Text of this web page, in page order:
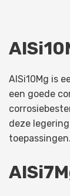
AlSi10Mg is
een goede
deze
toepassingen.